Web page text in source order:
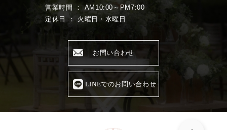
営業時間 ： AM10:00～PM7:00
定休日 ： 火曜日・水曜日
お問い合わせ
LINEでのお問い合わせ